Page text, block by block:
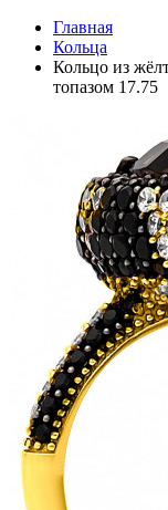
Главная
Кольца
Кольцо из
топазом 17.75